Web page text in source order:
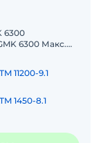
6300
6300 Макс.
11200-9.1
1450-8.1